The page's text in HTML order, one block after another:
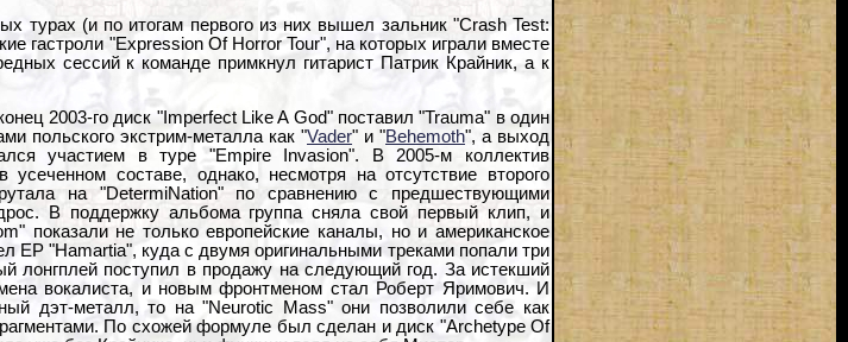
турах (и по итогам первого из них вышел зальник "Crash Test:
гастроли "Expression Of Horror Tour", на которых играли вместе
сессий к команде примкнул гитарист Патрик Крайник, а к
2003-го диск "Imperfect Like A God" поставил "Trauma" в один
польского экстрим-металла как "Vader" и "Behemoth", а выход
участием в туре "Empire Invasion". В 2005-м коллектив
составе, однако, несмотря на отсутствие второго
на "DetermiNation" по сравнению с предшествующими
В поддержку альбома группа сняла свой первый клип, и
показали не только европейские каналы, но и американское
EP "Hamartia", куда с двумя оригинальными треками попали три
лонгплей поступил в продажу на следующий год. За истекший
вокалиста, и новым фронтменом стал Роберт Яримович. И
дэт-металл, то на "Neurotic Mass" они позволили себе как
По схожей формуле был сделан и диск "Archetype Of